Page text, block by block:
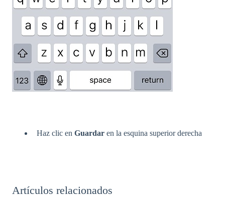
Haz clic en Guardar en la esquina superior derecha
Artículos relacionados